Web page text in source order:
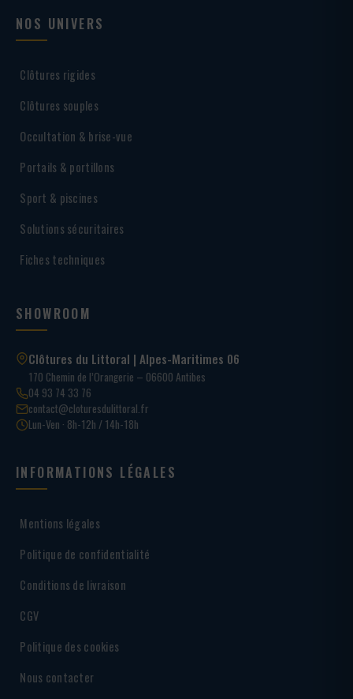
NOS UNIVERS
Clôtures rigides
Clôtures souples
Occultation & brise-vue
Portails & portillons
Sport & piscines
Solutions sécuritaires
Fiches techniques
SHOWROOM
Clôtures du Littoral | Alpes-Maritimes 06
170 Chemin de l’Orangerie – 06600 Antibes
04 93 74 33 76
contact@cloturesdulittoral.fr
Lun-Ven · 8h-12h / 14h-18h
INFORMATIONS LÉGALES
Mentions légales
Politique de confidentialité
Conditions de livraison
CGV
Politique des cookies
Nous contacter